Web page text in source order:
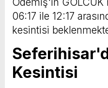
06:17 ile 12:17
kesintisi
Kesintisi